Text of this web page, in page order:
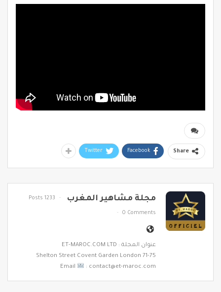
Share
Facebook
Twitter
مجلة مشاهير المغرب 1233 Posts
0 Comments
عنوان المجلة : ET-MAROC.COM LTD
71-75 Shelton Street Covent Garden London
Email
: contact@et-maroc.com